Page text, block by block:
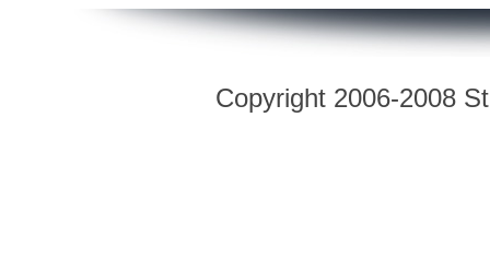
Copyright 2006-2008